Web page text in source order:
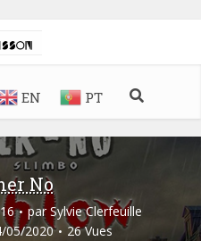
EN PT
No
par Sylvie Clerfeuille
05/2020
26 Vues